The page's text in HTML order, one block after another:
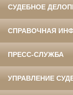
СУДЕБНОЕ
СПРАВОЧНАЯ
ПРЕСС-СЛУЖБА
УПРАВЛЕНИЕ